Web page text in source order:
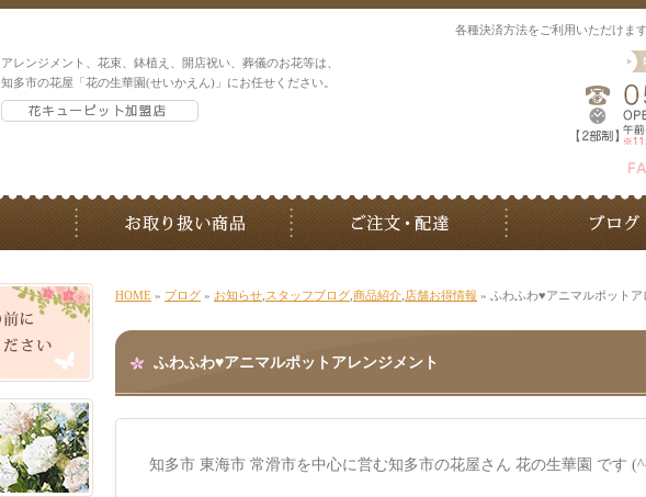
アレンジメント、花束、鉢植え、開店祝い、葬儀のお花等は、
知多市の花屋「花の生華園(せいかえん)」にお任せください。
各種決済方法をご利用いただけま
HOME » ブログ » お知らせ スタッフブログ 商品紹介 店舗お得情報 » ふわふわ♥アニマルポットア
ふわふわ♥アニマルポットアレンジメント
知多市 東海市 常滑市を中心に営む知多市の花屋さん 花の生華園 です